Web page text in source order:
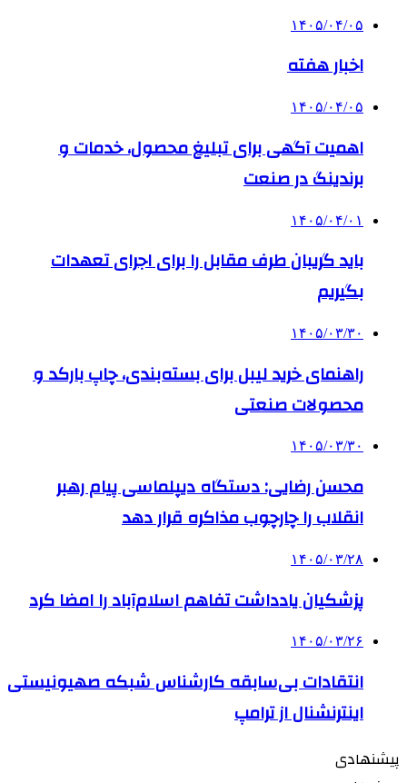
۱۴۰۵/۰۴/۰۵
اخبار هفته
۱۴۰۵/۰۴/۰۵
اهمیت آگهی برای تبلیغ محصول، خدمات و
برندینگ در صنعت
۱۴۰۵/۰۴/۰۱
باید گریبان طرف مقابل را برای اجرای تعهدات
بگیریم
۱۴۰۵/۰۳/۳۰
راهنمای خرید لیبل برای بسته‌بندی، چاپ بارکد و
محصولات صنعتی
۱۴۰۵/۰۳/۳۰
محسن رضایی: دستگاه دیپلماسی پیام رهبر
انقلاب را چارچوب مذاکره قرار دهد
۱۴۰۵/۰۳/۲۸
پزشکیان یادداشت تفاهم اسلام‌آباد را امضا کرد
۱۴۰۵/۰۳/۲۶
انتقادات بی‌سابقه کارشناس شبکه صهیونیستی
اینترنشنال از ترامپ
پیشنهادی